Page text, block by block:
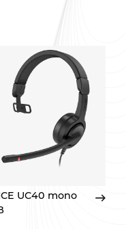
UC40 mono